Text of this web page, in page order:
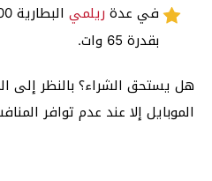
في عدة ريلمي
بقدرة 65 وات.
هل يستحق الشراء؟ بالنظر إلى
الموبايل إلا عند عدم توافر